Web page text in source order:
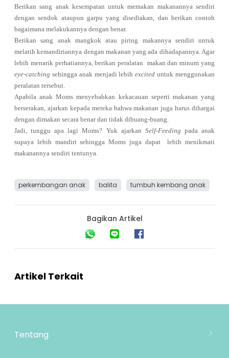
Berikan sang anak kesempatan untuk memakan makanannya sendiri
dengan sendok ataupun garpu yang disediakan, dan berikan contoh
bagaimana melakukannya dengan benar.
Berikan sang anak mangkok atau piring makannya sendiri untuk
melatih kemandiriannya dengan makanan yang ada dihadapannya. Agar
lebih menarik perhatiannya, berikan peralatan makan dan minum yang
eye-catching sehingga anak menjadi lebihexciteduntuk menggunakan
peralatan tersebut.
Apabila anak Moms menyebabkan kekacauan seperti makanan yang
berserakan, ajarkan kepada mereka bahwa makanan juga harus dihargai
dengan dimakan secara benar dan tidak dibuang-buang.
Jadi, tunggu apa lagi Moms? Yuk ajarkan Self-Feeding pada anak
supaya lebih mandiri sehingga Moms juga dapat lebih menikmati
makanannya sendiri tentunya.
perkembangan anak balita tumbuh kembang anak
Bagikan Artikel
Artikel Terkait
Tentang